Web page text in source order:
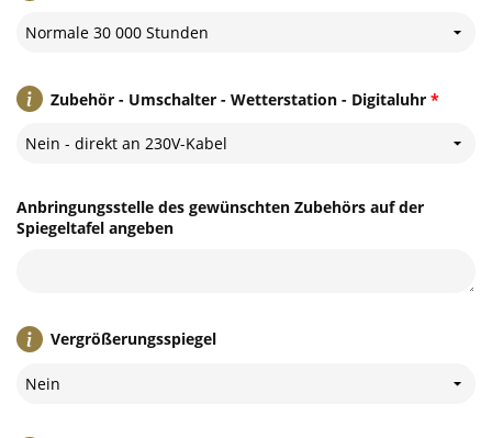
Normale 30 000 Stunden
*
Zubehör - Umschalter - Wetterstation - Digitaluhr
Nein - direkt an 230V-Kabel
Anbringungsstelle des gewünschten Zubehörs auf der
Spiegeltafel angeben
Vergrößerungsspiegel
Nein